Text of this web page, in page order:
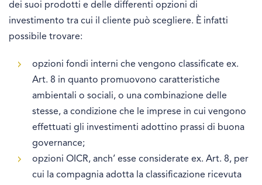
dei suoi prodotti e delle differenti opzioni di
investimento tra cui il cliente può scegliere. È infatti
possibile trovare:
opzioni fondi interni che vengono classificate ex.
Art. 8 in quanto promuovono caratteristiche
ambientali o sociali, o una combinazione delle
stesse, a condizione che le imprese in cui vengono
effettuati gli investimenti adottino prassi di buona
governance;
opzioni OICR, anch’ esse considerate ex. Art. 8, per
cui la compagnia adotta la classificazione ricevuta